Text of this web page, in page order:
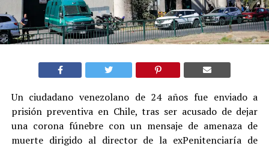
Un ciudadano venezolano de 24 años fue enviado a
prisión preventiva en Chile, tras ser acusado de dejar
una corona fúnebre con un mensaje de amenaza de
muerte dirigido al director de la exPenitenciaría de